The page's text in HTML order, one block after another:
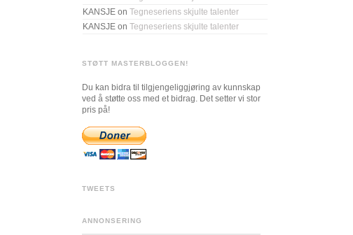
KANSJE on Tegneseriens skjulte talenter
KANSJE on Tegneseriens skjulte talenter
STØTT MASTERBLOGGEN!
Du kan bidra til tilgjengeliggjøring av kunnskap
ved å støtte oss med et bidrag. Det setter vi stor
pris på!
TWEETS
ANNONSERING